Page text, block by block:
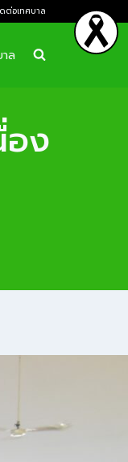
ต่อเทศบาล
ล
อง